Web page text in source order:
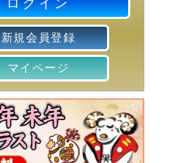
ログイン
新規会員登録
マイページ